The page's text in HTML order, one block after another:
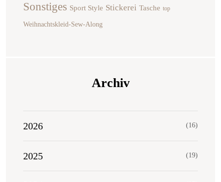
Sonstiges Sport Style Stickerei Tasche top
Weihnachtskleid-Sew-Along
Archiv
2026 (16)
2025 (19)